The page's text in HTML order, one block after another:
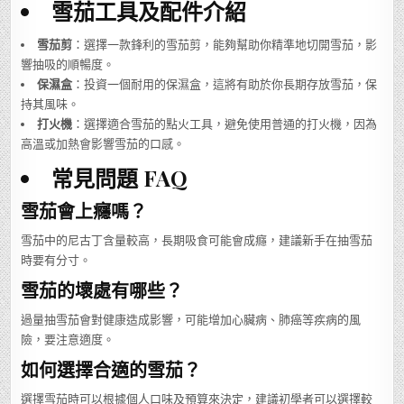
雪茄工具及配件介紹
雪茄剪 ：選擇一款鋒利的雪茄剪，能夠幫助你精準地切開雪茄，影
響抽吸的順暢度。
保濕盒 ：投資一個耐用的保濕盒，這將有助於你長期存放雪茄，保
持其風味。
打火機 ：選擇適合雪茄的點火工具，避免使用普通的打火機，因為
高溫或加熱會影響雪茄的口感。
常見問題 FAQ
雪茄會上癮嗎？
雪茄中的尼古丁含量較高，長期吸食可能會成癮，建議新手在抽雪茄
時要有分寸。
雪茄的壞處有哪些？
過量抽雪茄會對健康造成影響，可能增加心臟病、肺癌等疾病的風
險，要注意適度。
如何選擇合適的雪茄？
選擇雪茄時可以根據個人口味及預算來決定，建議初學者可以選擇較